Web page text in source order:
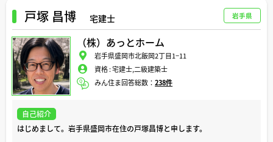
ています。この経験を活かして、管理や賃貸に関するお悩みやご質問に
も親身になって対応させていただきます。
住まいに関するどんな些細なことでもお気軽にご相談ください。皆様に
とって最適な住環境の実現に向けて、誠心誠意サポートさせていただき
ます。どうぞよろしくお願いいたします。
戸塚 昌博 宅建士 岩手県
（株）あっとホーム
岩手県盛岡市北飯岡2丁目1−11
資格 :宅建士,二級建築士
みん住ま回答総数：238件
自己紹介
はじめまして。岩手県盛岡市在住の戸塚昌博と申します。